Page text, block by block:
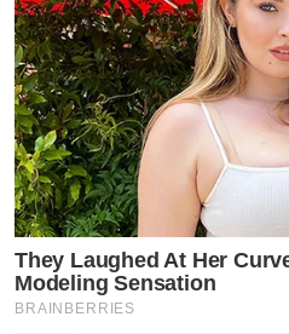
They Laughed At Her
Modeling Sensation
BRAINBERRIES